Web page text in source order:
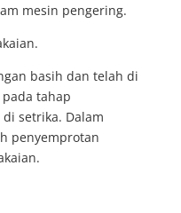
mesin pengering.
basih dan telah di
tahap
setrika. Dalam
penyemprotan